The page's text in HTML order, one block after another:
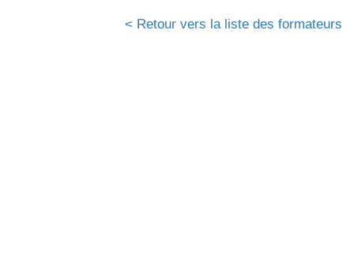
< Retour vers la liste des formateurs